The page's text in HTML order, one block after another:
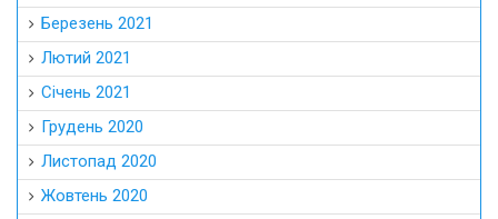
Березень 2021
Лютий 2021
Січень 2021
Грудень 2020
Листопад 2020
Жовтень 2020